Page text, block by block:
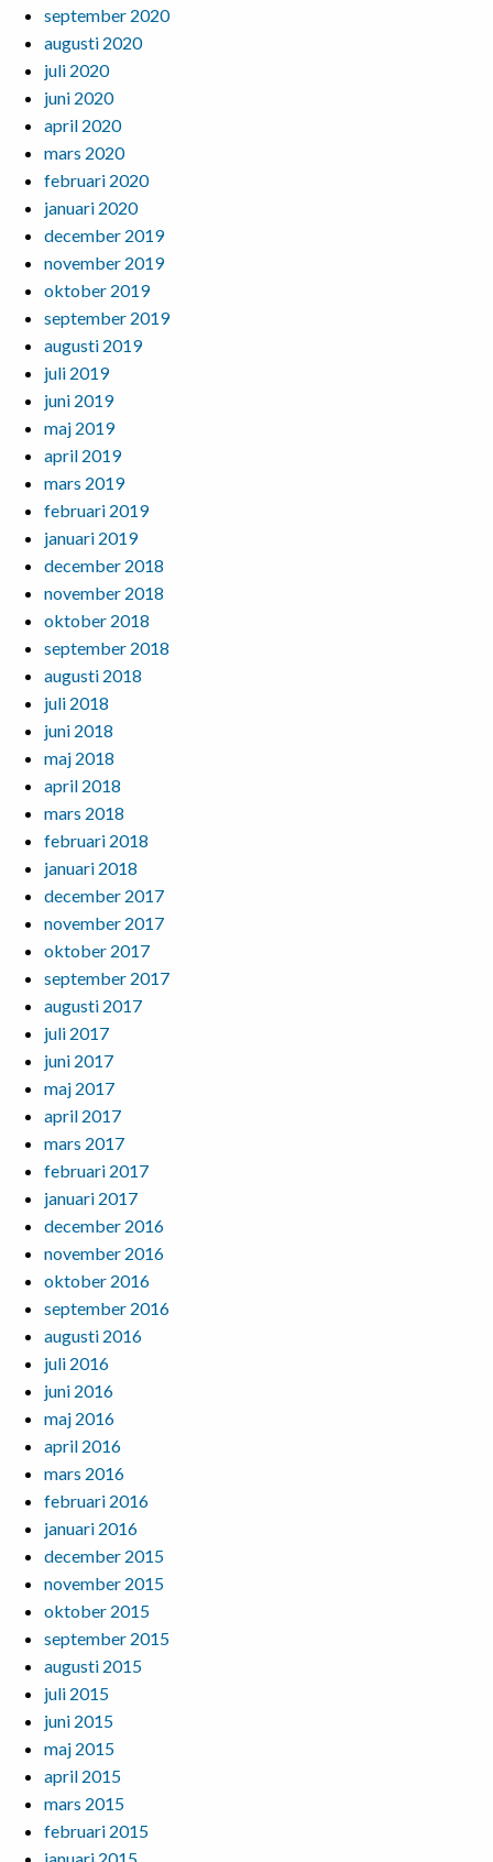
september 2020
augusti 2020
juli 2020
juni 2020
april 2020
mars 2020
februari 2020
januari 2020
december 2019
november 2019
oktober 2019
september 2019
augusti 2019
juli 2019
juni 2019
maj 2019
april 2019
mars 2019
februari 2019
januari 2019
december 2018
november 2018
oktober 2018
september 2018
augusti 2018
juli 2018
juni 2018
maj 2018
april 2018
mars 2018
februari 2018
januari 2018
december 2017
november 2017
oktober 2017
september 2017
augusti 2017
juli 2017
juni 2017
maj 2017
april 2017
mars 2017
februari 2017
januari 2017
december 2016
november 2016
oktober 2016
september 2016
augusti 2016
juli 2016
juni 2016
maj 2016
april 2016
mars 2016
februari 2016
januari 2016
december 2015
november 2015
oktober 2015
september 2015
augusti 2015
juli 2015
juni 2015
maj 2015
april 2015
mars 2015
februari 2015